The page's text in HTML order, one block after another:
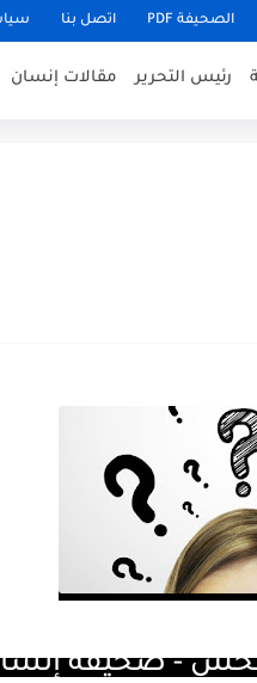
الصحيفة PDF اتصل بنا
رئيس التحرير مقالات إنسان
- صحيفة